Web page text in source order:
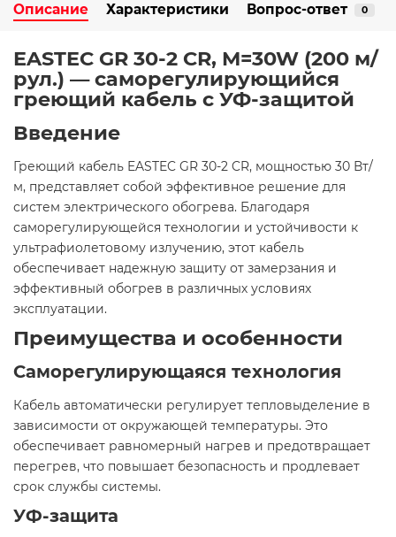
Описание Характеристики Вопрос-ответ 0
EASTEC GR 30-2 CR, M=30W (200 м/
рул.) — саморегулирующийся
греющий кабель с УФ-защитой
Введение
Греющий кабель EASTEC GR 30-2 CR, мощностью 30 Вт/
м, представляет собой эффективное решение для
систем электрического обогрева. Благодаря
саморегулирующейся технологии и устойчивости к
ультрафиолетовому излучению, этот кабель
обеспечивает надежную защиту от замерзания и
эффективный обогрев в различных условиях
эксплуатации.​
Преимущества и особенности
Саморегулирующаяся технология
Кабель автоматически регулирует тепловыделение в
зависимости от окружающей температуры. Это
обеспечивает равномерный нагрев и предотвращает
перегрев, что повышает безопасность и продлевает
срок службы системы.​
УФ-защита